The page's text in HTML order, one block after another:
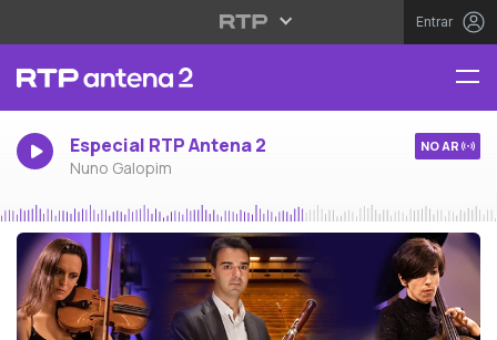
Entrar
Especial RTP Antena 2
Nuno Galopim
NO AR